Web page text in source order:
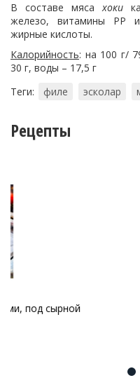
В составе мясахоки
железо, витамины РР
жирные кислоты.
Калорийность: на 100 г/
30 г, воды – 17,5 г
Теги:
филе эсколар
Рецепты
Филе